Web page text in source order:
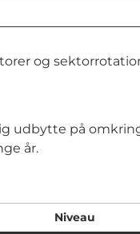
og
udbytte på
år.
Niveau